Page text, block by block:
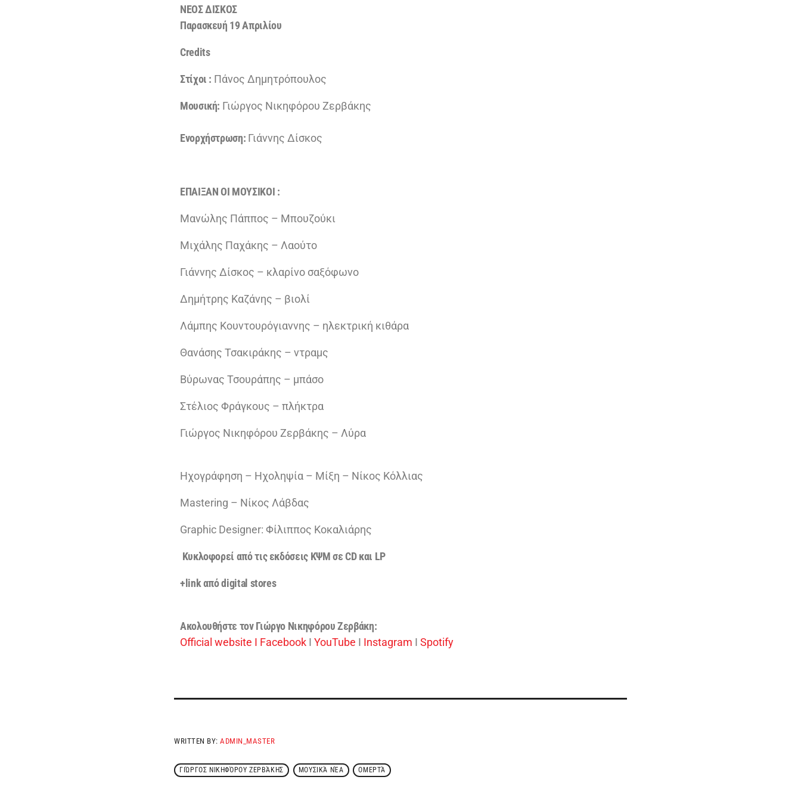
ΝΕΟΣ ΔΙΣΚΟΣ
Παρασκευή 19 Απριλίου
Credits
Στίχοι : Πάνος Δημητρόπουλος
Μουσική: Γιώργος Νικηφόρου Ζερβάκης
Ενορχήστρωση: Γιάννης Δίσκος
ΕΠΑΙΞΑΝ ΟΙ ΜΟΥΣΙΚΟΙ :
Μανώλης Πάππος – Μπουζούκι
Μιχάλης Παχάκης – Λαούτο
Γιάννης Δίσκος – κλαρίνο σαξόφωνο
Δημήτρης Καζάνης – βιολί
Λάμπης Κουντουρόγιαννης – ηλεκτρική κιθάρα
Θανάσης Τσακιράκης – ντραμς
Βύρωνας Τσουράπης – μπάσο
Στέλιος Φράγκους – πλήκτρα
Γιώργος Νικηφόρου Ζερβάκης – Λύρα
Ηχογράφηση – Ηχοληψία – Μίξη – Νίκος Κόλλιας
Mastering – Νίκος Λάβδας
Graphic Designer: Φίλιππος Κοκαλιάρης
Κυκλοφορεί από τις εκδόσεις ΚΨΜ σε CD και LP
+link από digital stores
Aκολουθήστε τον Γιώργο Νικηφόρου Ζερβάκη:
Official website I Facebook I YouTube I Instagram I Spotify
WRITTEN BY:ADMIN_MASTER
ΓΙΏΡΓΟΣ ΝΙΚΗΦΌΡΟΥ ΖΕΡΒΆΚΗΣ ΜΟΥΣΙΚΆ ΝΈΑ ΟΜΕΡΤΆ